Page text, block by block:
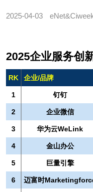
2025-04-03
2025企业服务创
RK 企业/品牌
1 钉钉
2 企业微信
3 华为云WeLink
4 金山办公
5 巨量引擎
6 迈富时